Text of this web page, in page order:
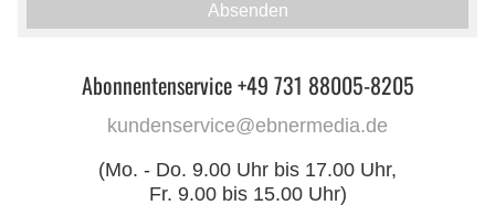
Absenden
Abonnentenservice +49 731 88005-8205
kundenservice@ebnermedia.de
(Mo. - Do. 9.00 Uhr bis 17.00 Uhr,
Fr. 9.00 bis 15.00 Uhr)